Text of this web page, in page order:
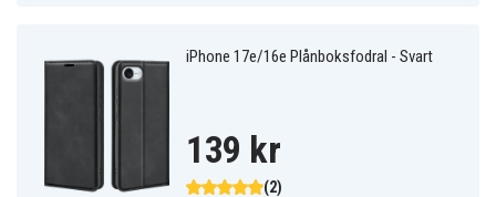
iPhone 17e/16e Plånboksfodral - Svart
(2)
139 kr